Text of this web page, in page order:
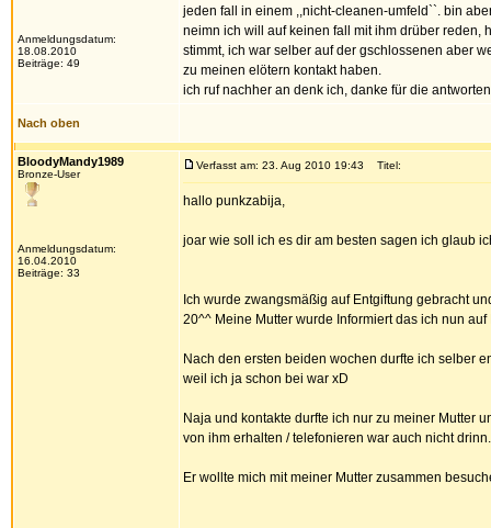
Anmeldungsdatum:
18.08.2010
Beiträge: 49
jeden fall in einem ,,nicht-cleanen-umfeld``. bin
neimn ich will auf keinen fall mit ihm drüber reden,
stimmt, ich war selber auf der gschlossenen aber
zu meinen elötern kontakt haben.
ich ruf nachher an denk ich, danke für die
Nach oben
BloodyMandy1989
Bronze-User
Anmeldungsdatum:
16.04.2010
Beiträge: 33
Verfasst am: 23. Aug 2010 19:43 Titel:
hallo punkzabija,
joar wie soll ich es dir am besten sagen ich glaub
Ich wurde zwangsmäßig auf Entgiftung gebracht
20^^ Meine Mutter wurde Informiert das ich nun auf
Nach den ersten beiden wochen durfte ich selber
weil ich ja schon bei war xD
Naja und kontakte durfte ich nur zu meiner Mutter
von ihm erhalten / telefonieren war auch nicht
Er wollte mich mit meiner Mutter zusammen